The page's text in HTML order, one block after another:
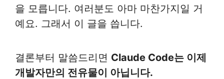
을 모릅니다. 여러분도 아마 마찬가지일 거
예요. 그래서 이 글을 씁니다.
결론부터 말씀드리면 Claude Code는 이제
개발자만의 전유물이 아닙니다.